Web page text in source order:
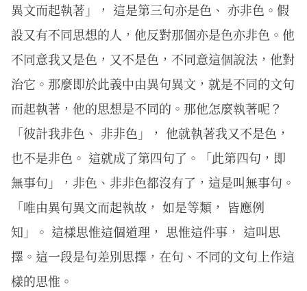
異文而起執著」， 這是第三句亦是色、 亦非色。假
設又有不同思想的人，他反對那個亦是色亦非色。他
不同意我又是色，又不是色，不同意這個說法，他對
治它。那麼即於此義中由異句異文，就是不同的文句
而起執著，他的思想是不同的。那他怎麼執著呢？
「彼計我非色、 非非色」， 他就執著我又不是色，
也不是非色。 這就成了第四句了。「此第四句，即
無事句」，非色、非非色都沒有了，這是叫無事句。
「唯由異句異文而起執故， 如是等類， 皆應例
知」。 這樣思惟這個道理， 思惟這件事， 這叫思
擇。這一段是句差別思擇，在句、不同的文句上作這
樣的思惟。